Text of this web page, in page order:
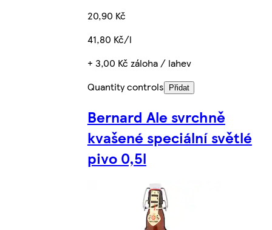
20,90 Kč
41,80 Kč/l
+ 3,00 Kč záloha / lahev
Quantity controls
Přidat
Bernard Ale svrchně
kvašené speciální světlé
pivo 0,5l